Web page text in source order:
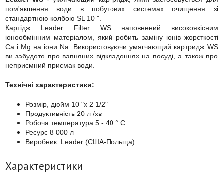
пом'якшення води в побутових системах очищення зі
стандартною колбою SL 10 ".
Картідж Leader Filter WS наповнений високоякісним
іонообмінним матеріалом, який робить заміну іонів жорсткості
Са і Мg на іони Na. Використовуючи умягчающий картридж WS
ви забудете про вапняних відкладеннях на посуді, а також про
неприємний присмак води.
Технічні характеристики:
Розмір, дюйм 10 "x 2 1/2"
Продуктивність 20 л /хв
Робоча температура 5 - 40 ° C
Ресурс 8 000 л
Виробник: Leader (США-Польща)
Характеристики